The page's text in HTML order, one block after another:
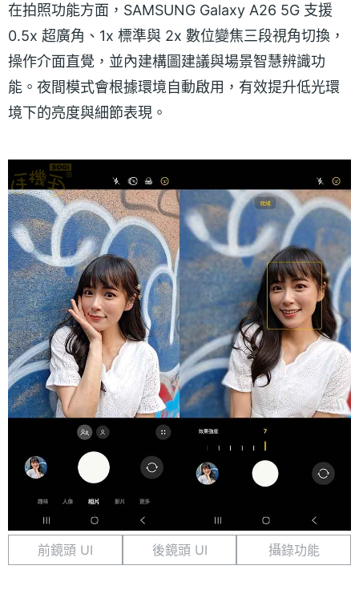
在拍照功能方面，SAMSUNG Galaxy A26 5G 支援
0.5x 超廣角、1x 標準與 2x 數位變焦三段視角切換，
操作介面直覺，並內建構圖建議與場景智慧辨識功
能。夜間模式會根據環境自動啟用，有效提升低光環
境下的亮度與細節表現。
前鏡頭 UI 後鏡頭 UI 攝錄功能